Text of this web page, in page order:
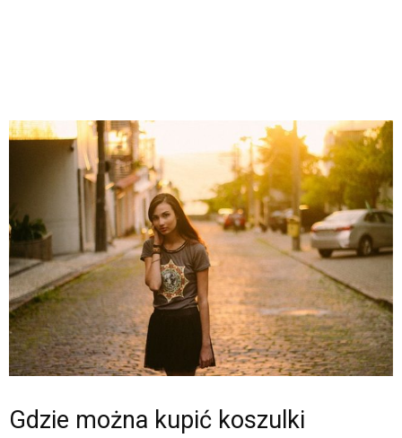
Gdzie można kupić koszulki